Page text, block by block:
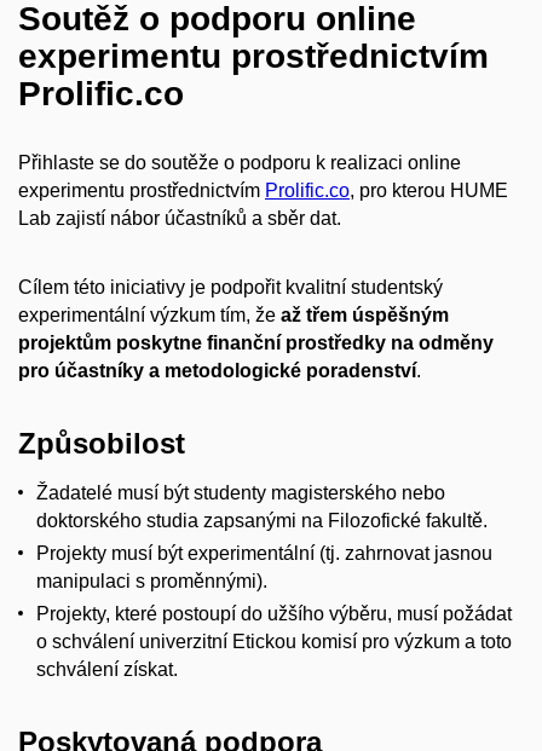
Soutěž o podporu online
experimentu prostřednictvím
Prolific.co
Přihlaste se do soutěže o podporu k realizaci online
experimentu prostřednictvím Prolific.co, pro kterou HUME
Lab zajistí nábor účastníků a sběr dat.
Cílem této iniciativy je podpořit kvalitní studentský
experimentální výzkum tím, že až třem úspěšným
projektům poskytne finanční prostředky na odměny
pro účastníky a metodologické poradenství.
Způsobilost
Žadatelé musí být studenty magisterského nebo
doktorského studia zapsanými na Filozofické fakultě.
Projekty musí být experimentální (tj. zahrnovat jasnou
manipulaci s proměnnými).
Projekty, které postoupí do užšího výběru, musí požádat
o schválení univerzitní Etickou komisí pro výzkum a toto
schválení získat.
Poskytovaná podpora